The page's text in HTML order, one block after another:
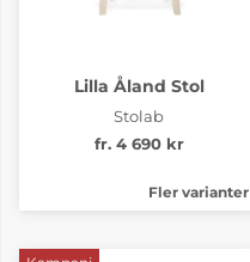
Lilla Åland Stol
Stolab
fr. 4 690 kr
Fler varianter